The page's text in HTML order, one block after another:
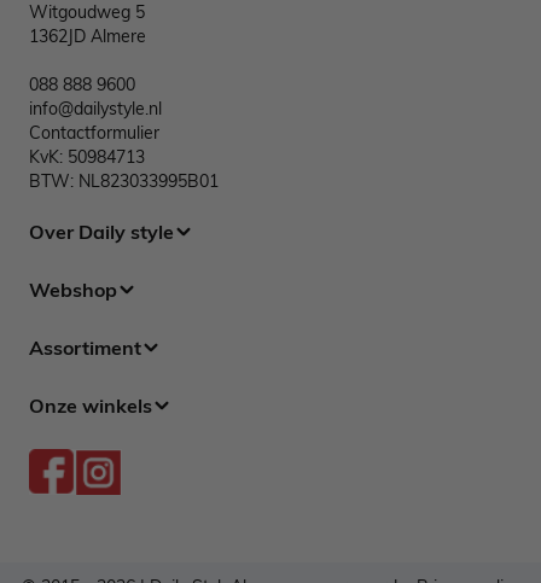
Witgoudweg 5
1362JD Almere
088 888 9600
info@dailystyle.nl
Contactformulier
KvK: 50984713
BTW: NL823033995B01
Over Daily style
Webshop
Assortiment
Onze winkels